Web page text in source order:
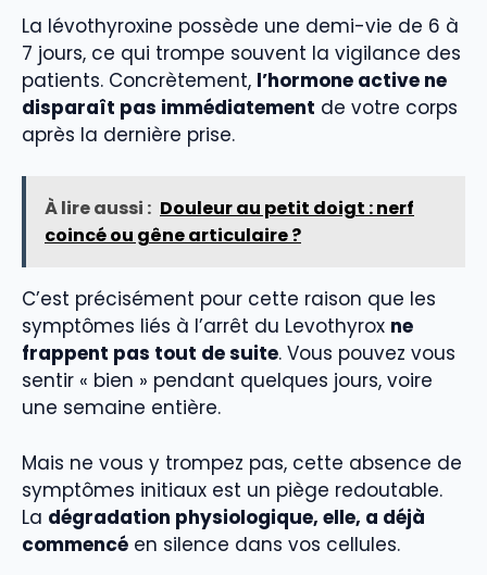
La lévothyroxine possède une demi-vie de 6 à
7 jours, ce qui trompe souvent la vigilance des
patients. Concrètement, l’hormone active ne
disparaît pas immédiatement de votre corps
après la dernière prise.
À lire aussi : Douleur au petit doigt : nerf
coincé ou gêne articulaire ?
C’est précisément pour cette raison que les
symptômes liés à l’arrêt du Levothyrox ne
frappent pas tout de suite. Vous pouvez vous
sentir « bien » pendant quelques jours, voire
une semaine entière.
Mais ne vous y trompez pas, cette absence de
symptômes initiaux est un piège redoutable.
La dégradation physiologique, elle, a déjà
commencé en silence dans vos cellules.